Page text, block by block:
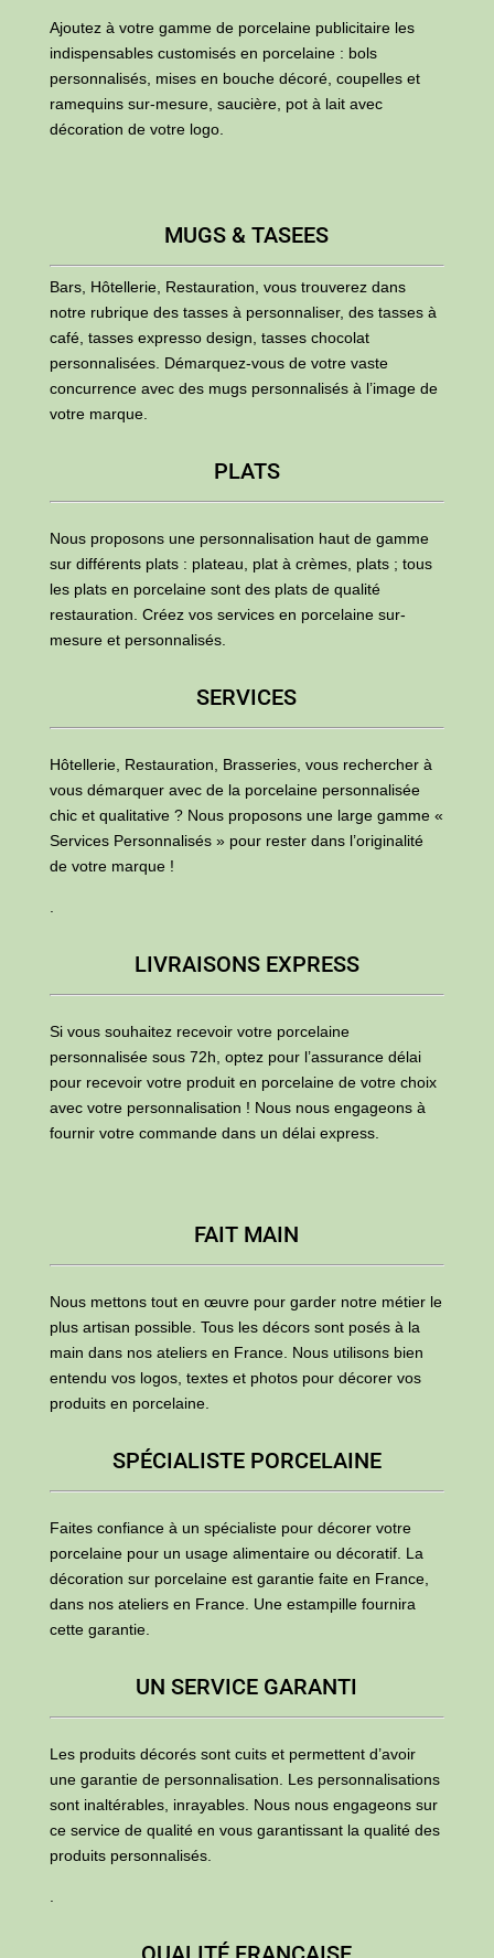
Ajoutez à votre gamme de porcelaine publicitaire les
indispensables customisés en porcelaine : bols
personnalisés, mises en bouche décoré, coupelles et
ramequins sur-mesure, saucière, pot à lait avec
décoration de votre logo.
MUGS & TASEES
Bars, Hôtellerie, Restauration, vous trouverez dans
notre rubrique des tasses à personnaliser, des tasses à
café, tasses expresso design, tasses chocolat
personnalisées. Démarquez-vous de votre vaste
concurrence avec des mugs personnalisés à l’image de
votre marque.
PLATS
Nous proposons une personnalisation haut de gamme
sur différents plats : plateau, plat à crèmes, plats ; tous
les plats en porcelaine sont des plats de qualité
restauration. Créez vos services en porcelaine sur-
mesure et personnalisés.
SERVICES
Hôtellerie, Restauration, Brasseries, vous rechercher à
vous démarquer avec de la porcelaine personnalisée
chic et qualitative ? Nous proposons une large gamme «
Services Personnalisés » pour rester dans l’originalité
de votre marque !
.
LIVRAISONS EXPRESS
Si vous souhaitez recevoir votre porcelaine
personnalisée sous 72h, optez pour l’assurance délai
pour recevoir votre produit en porcelaine de votre choix
avec votre personnalisation ! Nous nous engageons à
fournir votre commande dans un délai express.
FAIT MAIN
Nous mettons tout en œuvre pour garder notre métier le
plus artisan possible. Tous les décors sont posés à la
main dans nos ateliers en France. Nous utilisons bien
entendu vos logos, textes et photos pour décorer vos
produits en porcelaine.
SPÉCIALISTE PORCELAINE
Faites confiance à un spécialiste pour décorer votre
porcelaine pour un usage alimentaire ou décoratif. La
décoration sur porcelaine est garantie faite en France,
dans nos ateliers en France. Une estampille fournira
cette garantie.
UN SERVICE GARANTI
Les produits décorés sont cuits et permettent d’avoir
une garantie de personnalisation. Les personnalisations
sont inaltérables, inrayables. Nous nous engageons sur
ce service de qualité en vous garantissant la qualité des
produits personnalisés.
.